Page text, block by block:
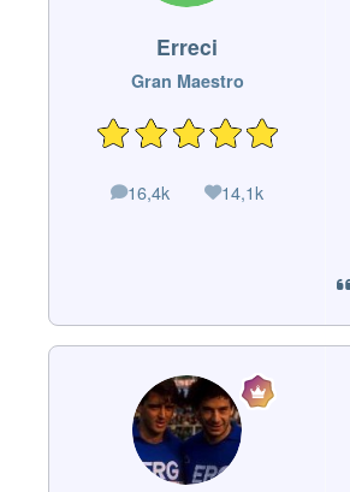
Erreci
Gran Maestro
16,4k
messaggi 14,1k
Reputazione